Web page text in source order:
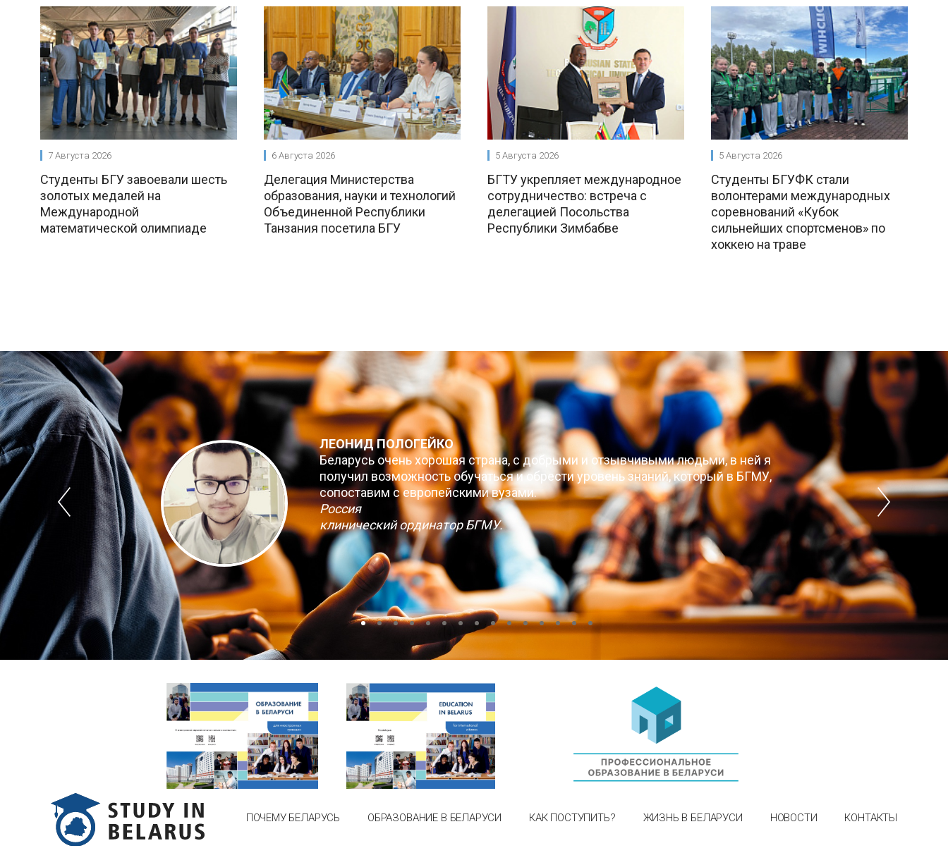
7 Августа 2026
Студенты БГУ завоевали шесть
золотых медалей на
Международной
математической олимпиаде
6 Августа 2026
Делегация Министерства
образования, науки и технологий
Объединенной Республики
Танзания посетила БГУ
5 Августа 2026
БГТУ укрепляет международное
сотрудничество: встреча с
делегацией Посольства
Республики Зимбабве
5 Августа 2026
Студенты БГУФК стали
волонтерами международных
соревнований «Кубок
сильнейших спортсменов» по
хоккею на траве
ЛЕОНИД ПОЛОГЕЙКО
Беларусь очень хорошая страна, с добрыми и отзывчивыми людьми, в ней я
получил возможность обучаться и обрести уровень знаний, который в БГМУ,
сопоставим с европейскими вузами.
Россия
клинический ординатор БГМУ.
ПОЧЕМУ БЕЛАРУСЬ ОБРАЗОВАНИЕ В БЕЛАРУСИ КАК ПОСТУПИТЬ? ЖИЗНЬ В БЕЛАРУСИ НОВОСТИ КОНТАКТЫ